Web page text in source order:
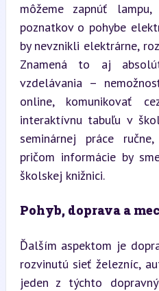
môžeme zapnúť
poznatkov o pohybe
by nevznikli elektrárne,
Znamená to aj
vzdelávania –
online, komunikovať
interaktívnu tabuľu v
seminárnej práce
pričom informácie by
školskej knižnici.
Pohyb, doprava a
Ďalším aspektom je
rozvinutú sieť železníc,
jeden z týchto